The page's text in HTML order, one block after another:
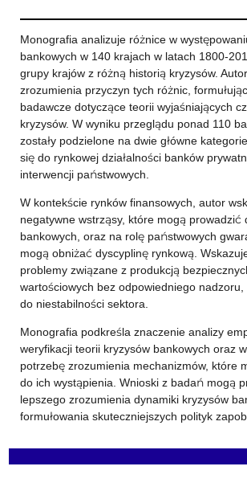
Monografia analizuje różnice w
bankowych w 140 krajach w latach 1800-
grupy krajów z różną historią kryzysów.
zrozumienia przyczyn tych różnic,
badawcze dotyczące teorii wyjaśniających
kryzysów. W wyniku przeglądu ponad 110
zostały podzielone na dwie główne
się do rynkowej działalności banków
interwencji państwowych.
W kontekście rynków finansowych, autor
negatywne wstrząsy, które mogą prowadzić
bankowych, oraz na rolę państwowych
mogą obniżać dyscyplinę rynkową.
problemy związane z produkcją
wartościowych bez odpowiedniego nadzoru,
do niestabilności sektora.
Monografia podkreśla znaczenie analizy
weryfikacji teorii kryzysów bankowych oraz
potrzebę zrozumienia mechanizmów, które
do ich wystąpienia. Wnioski z badań mogą
lepszego zrozumienia dynamiki kryzysów
formułowania skuteczniejszych polityk